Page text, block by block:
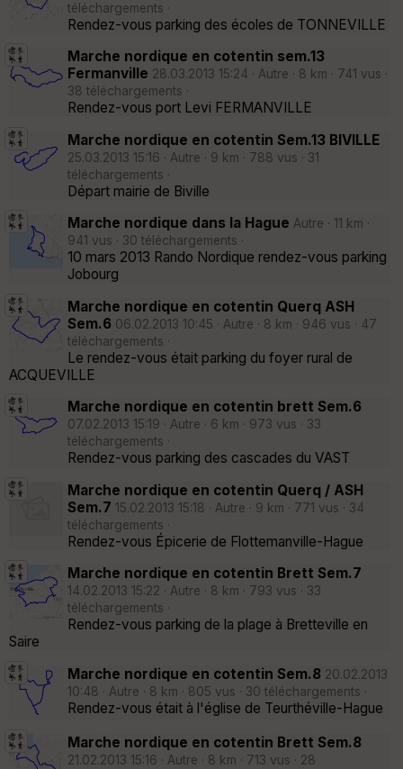
téléchargements ·
Rendez-vous parking des écoles de TONNEVILLE
Marche nordique en cotentin sem.13
Fermanville 28.03.2013 15:24 · Autre · 8 km · 741 vus ·
38 téléchargements ·
Rendez-vous port Levi FERMANVILLE
Marche nordique en cotentin Sem.13 BIVILLE
25.03.2013 15:16 · Autre · 9 km · 788 vus · 31
téléchargements ·
Départ mairie de Biville
Marche nordique dans la Hague Autre · 11 km ·
941 vus · 30 téléchargements ·
10 mars 2013 Rando Nordique rendez-vous parking
Jobourg
Marche nordique en cotentin Querq ASH
Sem.6 06.02.2013 10:45 · Autre · 8 km · 946 vus · 47
téléchargements ·
Le rendez-vous était parking du foyer rural de
ACQUEVILLE
Marche nordique en cotentin brett Sem.6
07.02.2013 15:19 · Autre · 6 km · 973 vus · 33
téléchargements ·
Rendez-vous parking des cascades du VAST
Marche nordique en cotentin Querq / ASH
Sem.7 15.02.2013 15:18 · Autre · 9 km · 771 vus · 34
téléchargements ·
Rendez-vous Épicerie de Flottemanville-Hague
Marche nordique en cotentin Brett Sem.7
14.02.2013 15:22 · Autre · 8 km · 793 vus · 33
téléchargements ·
Rendez-vous parking de la plage à Bretteville en
Saire
Marche nordique en cotentin Sem.8 20.02.2013
10:48 · Autre · 8 km · 805 vus · 30 téléchargements ·
Rendez-vous était à l'église de Teurthéville-Hague
Marche nordique en cotentin Brett Sem.8
21.02.2013 15:16 · Autre · 8 km · 713 vus · 28